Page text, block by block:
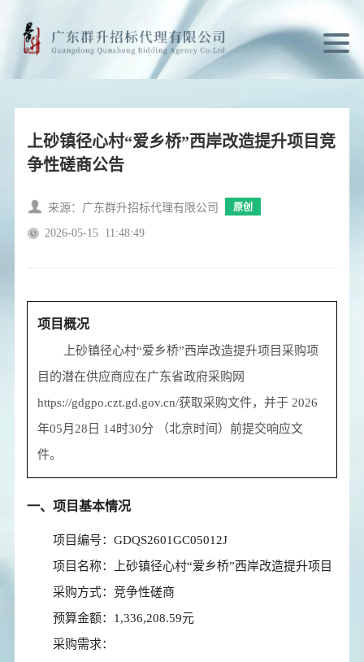
上砂镇径心村“爱乡桥”西岸改造提升项目竞
争性磋商公告
来源：广东群升招标代理有限公司 原创
2026-05-15 11:48:49
项目概况
上砂镇径心村“爱乡桥”西岸改造提升项目 采购项
目的潜在供应商应在广东省政府采购网
https://gdgpo.czt.gd.gov.cn/获取采购文件，并于2026
年05月28日 14时30分
（北京时间）前提交响应文
件。
一、项目基本情况
项目编号：GDQS2601GC05012J
项目名称：上砂镇径心村“爱乡桥”西岸改造提升项目
采购方式：竞争性磋商
预算金额：1,336,208.59元
采购需求：